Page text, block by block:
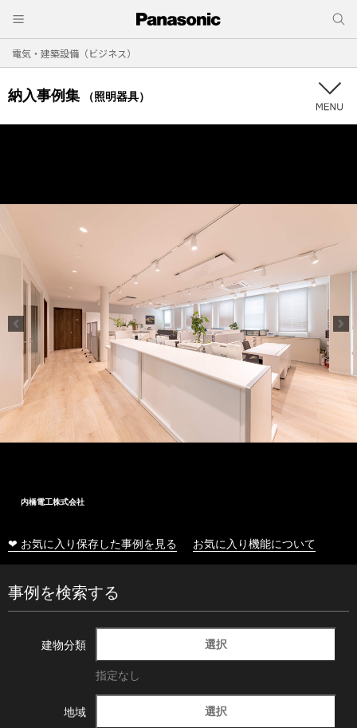
電気・建築設備（ビジネス）
納入事例集 （照明器具）
羽後町文化交流施設 美里音
❤ お気に入り保存した事例を見る お気に入り機能について
事例を検索する
建物分類 選択
指定なし
地域 選択